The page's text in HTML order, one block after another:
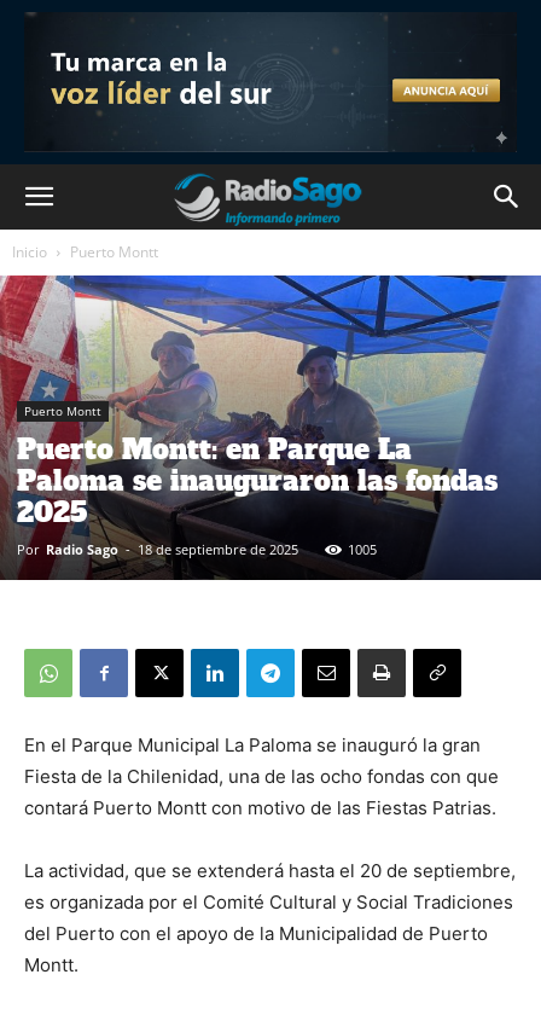
Inicio Puerto Montt
Puerto Montt
Puerto Montt: en Parque La
Paloma se inauguraron las fondas
2025
Por Radio Sago - 18 de septiembre de 2025 1005
En el Parque Municipal La Paloma se inauguró la gran
Fiesta de la Chilenidad, una de las ocho fondas con que
contará Puerto Montt con motivo de las Fiestas Patrias.
La actividad, que se extenderá hasta el 20 de septiembre,
es organizada por el Comité Cultural y Social Tradiciones
del Puerto con el apoyo de la Municipalidad de Puerto
Montt.